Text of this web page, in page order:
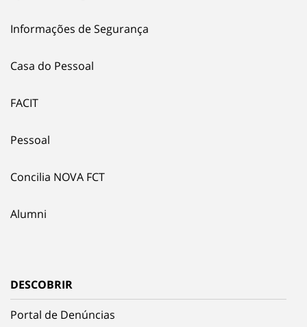
Informações de Segurança
Casa do Pessoal
FACIT
Pessoal
Concilia NOVA FCT
Alumni
DESCOBRIR
Portal de Denúncias